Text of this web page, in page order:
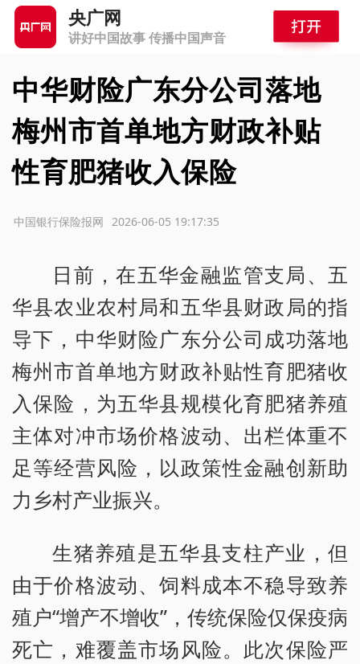
央广网
讲好中国故事 传播中国声音
中华财险广东分公司落地
梅州市首单地方财政补贴
性育肥猪收入保险
2026-06-05 19:17:35
中国银行保险报网
日前，在五华金融监管支局、五
华县农业农村局和五华县财政局的指
导下，中华财险广东分公司成功落地
梅州市首单地方财政补贴性育肥猪收
入保险，为五华县规模化育肥猪养殖
主体对冲市场价格波动、出栏体重不
足等经营风险，以政策性金融创新助
力乡村产业振兴。
生猪养殖是五华县支柱产业，但
由于价格波动、饲料成本不稳导致养
殖户“增产不增收”，传统保险仅保疫病
死亡，难覆盖市场风险。此次保险严